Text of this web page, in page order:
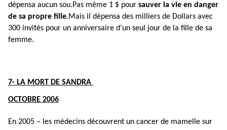
dépensa aucun sou.Pas même 1 $ pour sauver la vie en danger
de sa propre fille.Mais il dépensa des milliers de Dollars avec
300 invités pour un anniversaire d’un seul jour de la fille de sa
femme.
7- LA MORT DE SANDRA
OCTOBRE 2006
En 2005 – les médecins découvrent un cancer de mamelle sur